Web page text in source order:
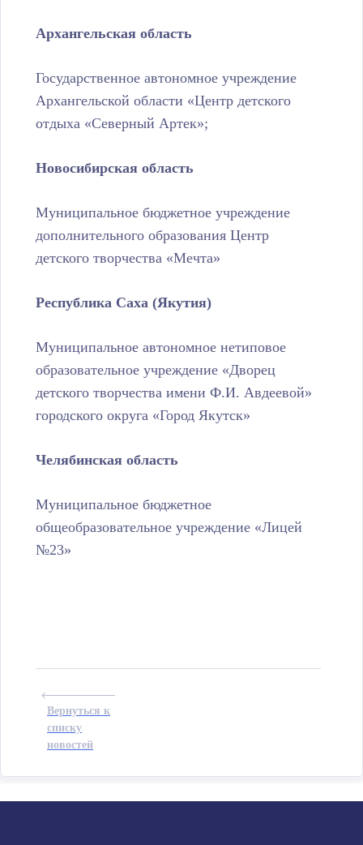
Архангельская область
Государственное автономное учреждение
Архангельской области «Центр детского
отдыха «Северный Артек»;
Новосибирская область
Муниципальное бюджетное учреждение
дополнительного образования Центр
детского творчества «Мечта»
Республика Саха (Якутия)
Муниципальное автономное нетиповое
образовательное учреждение «Дворец
детского творчества имени Ф.И. Авдеевой»
городского округа «Город Якутск»
Челябинская область
Муниципальное бюджетное
общеобразовательное учреждение «Лицей
№23»
Вернуться к
списку
новостей